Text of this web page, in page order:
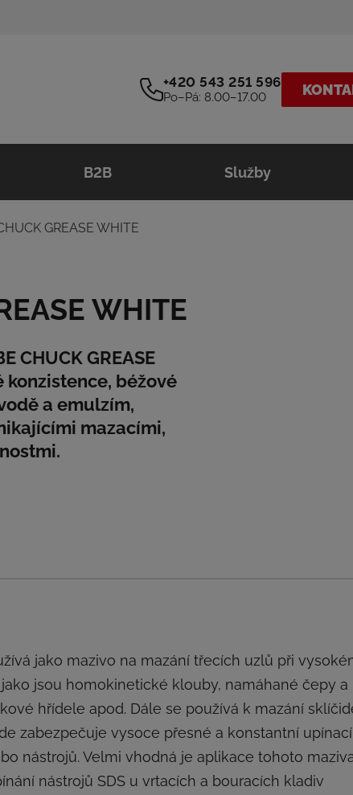
+420 543 251 596
Po–Pá: 8.00–17.00
B2B Služby
GREASE WHITE
WHITE
CHUCK GREASE
konzistence, béžové
a emulzím,
mazacími,
jako mazivo na mazání třecích uzlů při
jsou homokinetické klouby, namáhané čepy a
hřídele apod. Dále se používá k mazání
zabezpečuje vysoce přesné a konstantní upínací
nástrojů. Velmi vhodná je aplikace tohoto
nástrojů SDS u vrtacích a bouracích kladiv